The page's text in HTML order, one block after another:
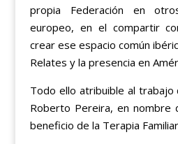
propia Federación en
europeo, en el compartir
crear ese espacio común
Relates y la presencia en
Todo ello atribuible al trabajo
Roberto Pereira, en nombre
beneficio de la Terapia